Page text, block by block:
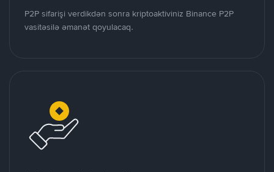
P2P sifarişi verdikdən sonra kriptoaktiviniz Binance P2P
vasitəsilə əmanət qoyulacaq.